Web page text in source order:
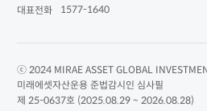
대표전화
1577-1640
ⓒ 2024 MIRAE ASSET GLOBAL
미래에셋자산운용 준법감시인 심사필
제 25-0637호 (2025.08.29 ~ 2026.08.28)